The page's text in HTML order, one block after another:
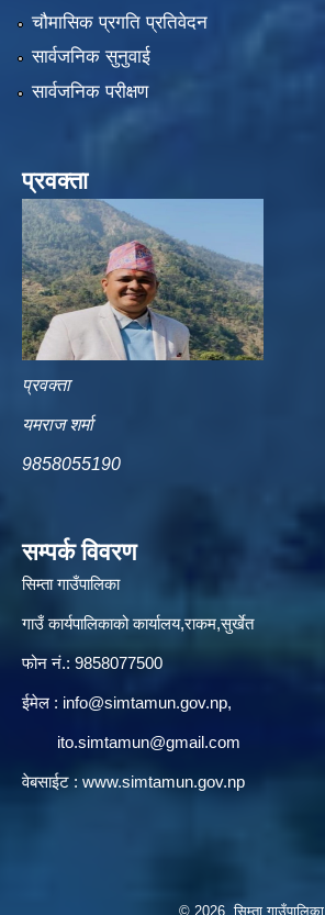
चौमासिक प्रगति प्रतिवेदन
सार्वजनिक सुनुवाई
सार्वजनिक परीक्षण
प्रवक्ता
प्रवक्ता
यमराज शर्मा
9858055190
सम्पर्क विवरण
सिम्ता गाउँपालिका
गाउँ कार्यपालिकाको कार्यालय,राकम,सुर्खेत
फोन नं.: 9858077500
ईमेल‌ : info@simtamun.gov.np,
ito.simtamun@gmail.com
वेबसाईट : www.simtamun.gov.np
© 2026 सिम्ता गाउँपालिका